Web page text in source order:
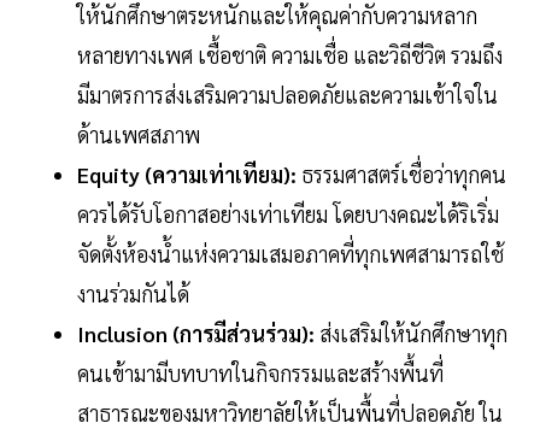
ให้นักศึกษาตระหนักและให้คุณค่ากับความหลาก
หลายทางเพศ เชื้อชาติ ความเชื่อ และวิถีชีวิต รวมถึง
มีมาตรการส่งเสริมความปลอดภัยและความเข้าใจใน
ด้านเพศสภาพ
Equity (ความเท่าเทียม): ธรรมศาสตร์เชื่อว่าทุกคน
ควรได้รับโอกาสอย่างเท่าเทียม โดยบางคณะได้ริเริ่ม
จัดตั้งห้องน้ำแห่งความเสมอภาคที่ทุกเพศสามารถใช้
งานร่วมกันได้
Inclusion (การมีส่วนร่วม): ส่งเสริมให้นักศึกษาทุก
คนเข้ามามีบทบาทในกิจกรรมและสร้างพื้นที่
สาธารณะของมหาวิทยาลัยให้เป็นพื้นที่ปลอดภัย ใน